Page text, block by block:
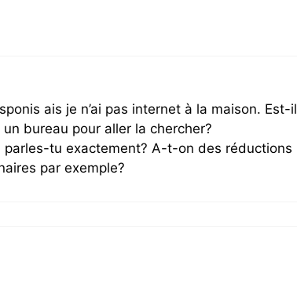
ais je n’ai pas internet à la maison. Est-il
bureau pour aller la chercher?
parles-tu exactement? A-t-on des réductions
par exemple?